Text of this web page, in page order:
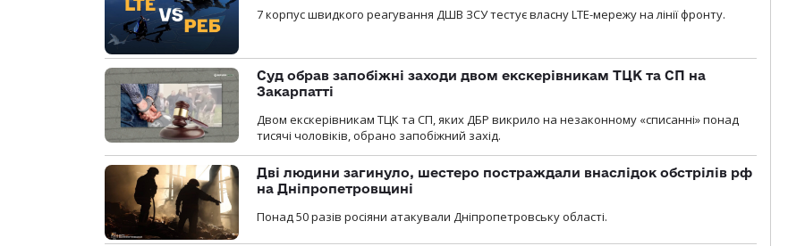
7 корпус швидкого реагування ДШВ ЗСУ тестує власну LTE-мережу на лінії фронту.
Суд обрав запобіжні заходи двом екскерівникам ТЦК та СП на
Закарпатті
Двом екскерівникам ТЦК та СП, яких ДБР викрило на незаконному «списанні» понад
тисячі чоловіків, обрано запобіжний захід.
Дві людини загинуло, шестеро постраждали внаслідок обстрілів рф
на Дніпропетровщині
Понад 50 разів росіяни атакували Дніпропетровську області.